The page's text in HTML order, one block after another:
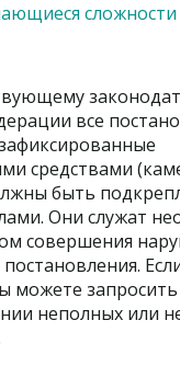
сложности
все
средствами
быть
Они служат
совершения
можете
неполных или